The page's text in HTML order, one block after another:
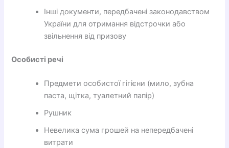
Інші документи, передбачені законодавством
України для отримання відстрочки або
звільнення від призову
Особисті речі
Предмети особистої гігієни (мило, зубна
паста, щітка, туалетний папір)
Рушник
Невелика сума грошей на непередбачені
витрати